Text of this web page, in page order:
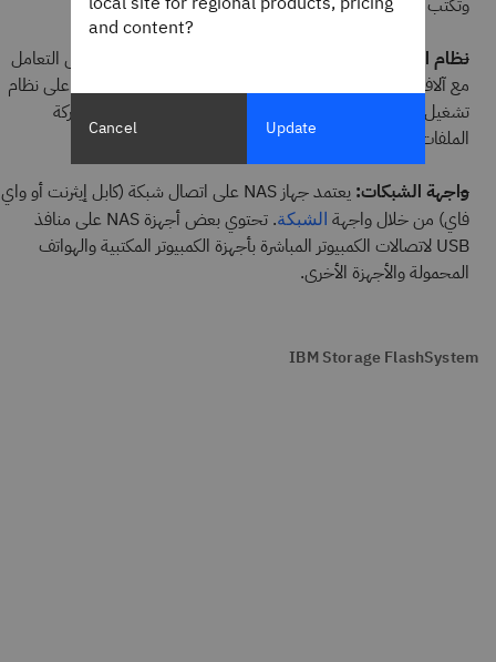
وتكتب وتعالج الملفات وتخدمها.
نظام التشغيل
: في حين أن أنظمة التشغيل القياسية قادرة على التعامل
مع آلاف الطلبات، فإن التخزين المتصل بالشبكة (NAS) يعتمد على نظام
تشغيل خفيف الوزن يقيد النظام بطلبين: تخزين البيانات ومشاركة
الملفات.
واجهة الشبكات:
يعتمد جهاز NAS على اتصال شبكة (كابل إيثرنت أو واي
فاي) من خلال واجهة الشبكة
. تحتوي بعض أجهزة NAS على منافذ
USB لاتصالات الكمبيوتر المباشرة بأجهزة الكمبيوتر المكتبية والهواتف
المحمولة والأجهزة الأخرى.
IBM Storage FlashSystem
and content?
Cancel Update